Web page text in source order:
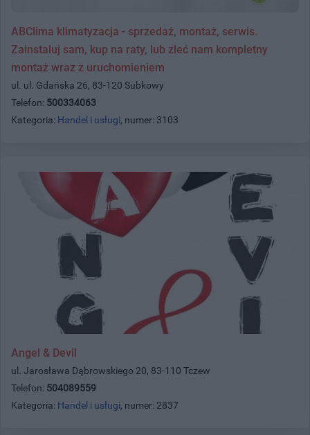
ABClima klimatyzacja - sprzedaż, montaż, serwis.
Zainstaluj sam, kup na raty, lub zleć nam kompletny
montaż wraz z uruchomieniem
ul. ul. Gdańska 26, 83-120 Subkowy
Telefon: 500334063
Kategoria: Handel i usługi, numer: 3103
Angel & Devil
ul. Jarosława Dąbrowskiego 20, 83-110 Tczew
Telefon: 504089559
Kategoria: Handel i usługi, numer: 2837